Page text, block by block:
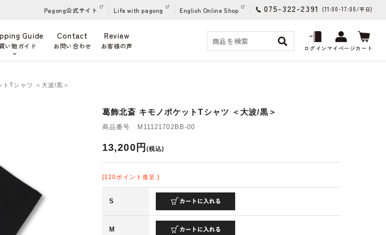
Pagong公式サイト Life with pagong English Online Shop 075-322-2391 (11:00-17:00/平日)
Guide
い物ガイド
Contact
お問い合わせ
Review
お客様の声 ログインマイページカート
Tシャツ ＜大波/黒＞
葛飾北斎 キモノポケットTシャツ ＜大波/黒＞
商品番号 M11121702BB-00
13,200円 (税込)
[120ポイント進呈 ]
S
M